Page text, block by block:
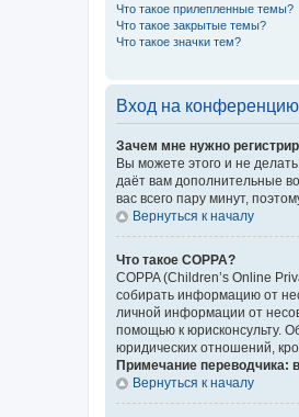
Что такое прилепленные темы?
Что такое закрытые темы?
Что такое значки тем?
Вход на конференцию
Зачем мне нужно
Вы можете этого и не
даёт вам дополнительные
вас всего пару минут,
Вернуться к началу
Что такое COPPA?
COPPA (Children’s Online
собирать информацию от
личной информации от
помощью к юрисконсульту.
юридических отношений,
Примечание переводчика:
Вернуться к началу